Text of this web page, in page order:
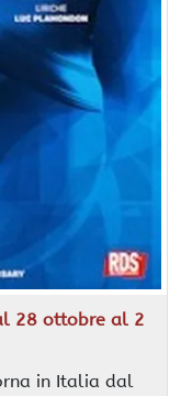
28 ottobre al 2
in Italia dal